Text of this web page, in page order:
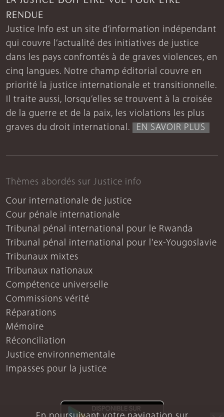
RENDUE
Justice Info est un site d’information indépendant
qui couvre l’actualité des initiatives de justice
dans les pays confrontés à de graves violences, en
cinq langues. Notre champ éditorial couvre en
priorité la justice internationale et transitionnelle.
Il traite aussi, lorsqu’elles se trouvent à la croisée
de la guerre et de la paix, les violations les plus
graves du droit international.
EN SAVOIR PLUS
Thèmes abordés sur Justice info
Cour internationale de justice
Cour pénale internationale
Tribunal pénal international pour le Rwanda
Tribunal pénal international pour l'ex-Yougoslavie
Tribunaux mixtes
Tribunaux nationaux
Compétence universelle
Commissions vérité
Réparations
Mémoire
Réconciliation
Justice environnementale
Impasses pour la justice